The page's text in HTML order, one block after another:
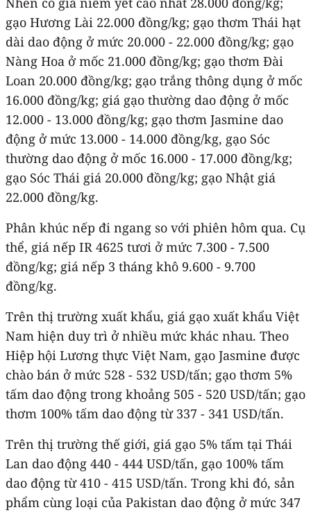
gạo Hương Lài 22.000 đồng/kg; gạo thơm Thái hạt
dài dao động ở mức 20.000 - 22.000 đồng/kg; gạo
Nàng Hoa ở mốc 21.000 đồng/kg; gạo thơm Đài
Loan 20.000 đồng/kg; gạo trắng thông dụng ở mốc
16.000 đồng/kg; giá gạo thường dao động ở mốc
12.000 - 13.000 đồng/kg; gạo thơm Jasmine dao
động ở mức 13.000 - 14.000 đồng/kg, gạo Sóc
thường dao động ở mốc 16.000 - 17.000 đồng/kg;
gạo Sóc Thái giá 20.000 đồng/kg; gạo Nhật giá
22.000 đồng/kg.
Phân khúc nếp đi ngang so với phiên hôm qua. Cụ
thể, giá nếp IR 4625 tươi ở mức 7.300 - 7.500
đồng/kg; giá nếp 3 tháng khô 9.600 - 9.700
đồng/kg.
Trên thị trường xuất khẩu, giá gạo xuất khẩu Việt
Nam hiện duy trì ở nhiều mức khác nhau. Theo
Hiệp hội Lương thực Việt Nam, gạo Jasmine được
chào bán ở mức 528 - 532 USD/tấn; gạo thơm 5%
tấm dao động trong khoảng 505 - 520 USD/tấn; gạo
thơm 100% tấm dao động từ 337 - 341 USD/tấn.
Trên thị trường thế giới, giá gạo 5% tấm tại Thái
Lan dao động 440 - 444 USD/tấn, gạo 100% tấm
dao động từ 410 - 415 USD/tấn. Trong khi đó, sản
phẩm cùng loại của Pakistan dao động ở mức 347